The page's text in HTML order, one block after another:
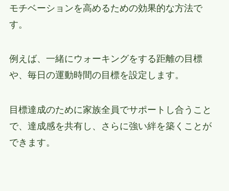
モチベーションを高めるための効果的な方法で
す。
例えば、一緒にウォーキングをする距離の目標
や、毎日の運動時間の目標を設定します。
目標達成のために家族全員でサポートし合うこと
で、達成感を共有し、さらに強い絆を築くことが
できます。